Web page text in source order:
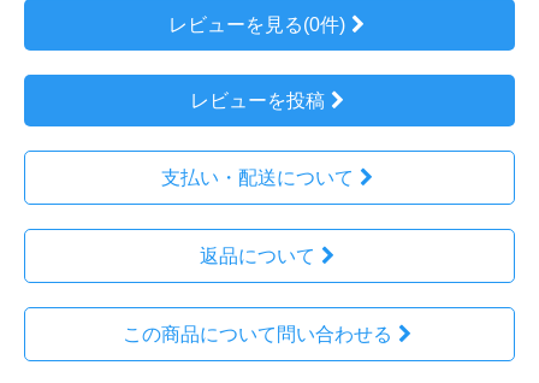
レビューを見る(0件)
レビューを投稿
支払い・配送について
返品について
この商品について問い合わせる